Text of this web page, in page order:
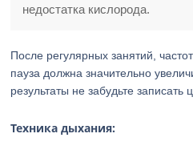
недостатка кислорода.
После регулярных занятий,
пауза должна значительно
результаты не забудьте записать
Техника дыхания: